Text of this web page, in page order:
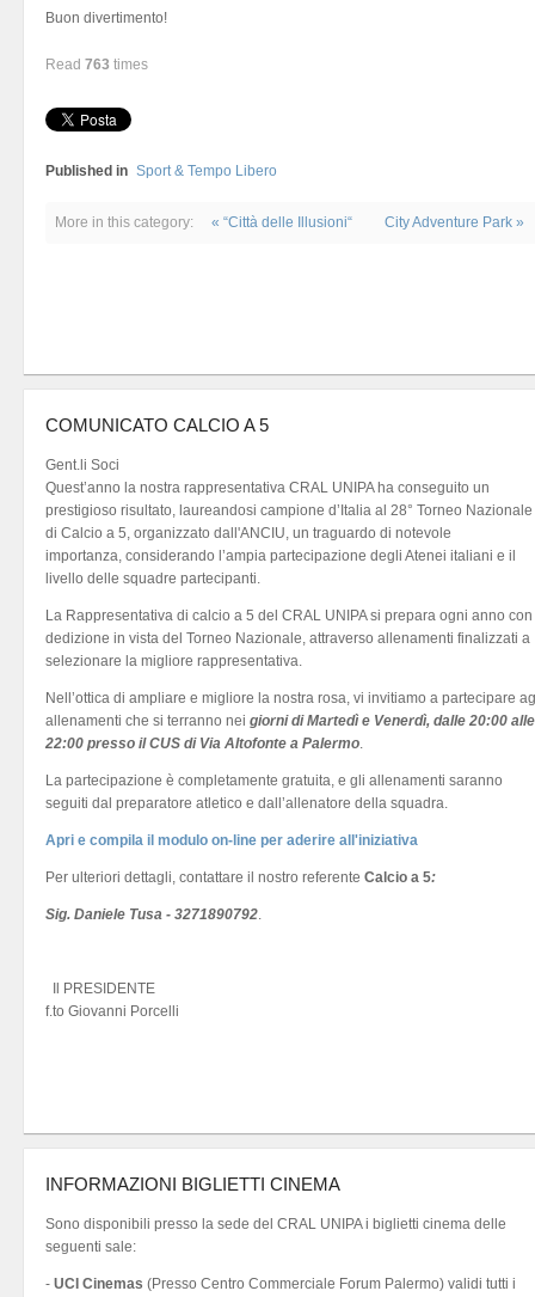
Buon divertimento!
Read 763 times
Published in Sport & Tempo Libero
More in this category: « “Città delle Illusioni“ City Adventure Park »
COMUNICATO CALCIO A 5
Gent.li Soci
Quest’anno la nostra rappresentativa CRAL UNIPA ha conseguito un
prestigioso risultato, laureandosi campione d’Italia al 28° Torneo Nazionale
di Calcio a 5, organizzato dall'ANCIU, un traguardo di notevole
importanza, considerando l’ampia partecipazione degli Atenei italiani e il
livello delle squadre partecipanti.
La Rappresentativa di calcio a 5 del CRAL UNIPA si prepara ogni anno con
dedizione in vista del Torneo Nazionale, attraverso allenamenti finalizzati a
selezionare la migliore rappresentativa.
Nell’ottica di ampliare e migliore la nostra rosa, vi invitiamo a partecipare
allenamenti che si terranno nei giorni di Martedì e Venerdì, dalle 20:00 alle
22:00 presso il CUS di Via Altofonte a Palermo.
La partecipazione è completamente gratuita, e gli allenamenti saranno
seguiti dal preparatore atletico e dall’allenatore della squadra.
Apri e compila il modulo on-line per aderire all'iniziativa
Per ulteriori dettagli, contattare il nostro referente Calcio a 5:
Sig. Daniele Tusa - 3271890792.
Il PRESIDENTE
f.to Giovanni Porcelli
INFORMAZIONI BIGLIETTI CINEMA
Sono disponibili presso la sede del CRAL UNIPA i biglietti cinema delle
seguenti sale:
- UCI Cinemas (Presso Centro Commerciale Forum Palermo) validi tutti i